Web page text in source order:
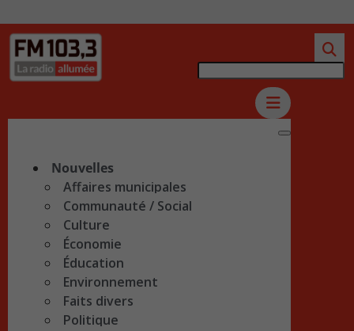
Nouvelles
Affaires municipales
Communauté / Social
Culture
Économie
Éducation
Environnement
Faits divers
Politique